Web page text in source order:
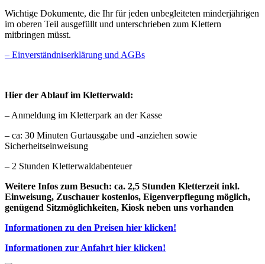
Wichtige Dokumente, die Ihr für jeden unbegleiteten minderjährigen
im oberen Teil ausgefüllt und unterschrieben zum Klettern
mitbringen müsst.
– Einverständniserklärung und AGBs
Hier der Ablauf im Kletterwald:
– Anmeldung im Kletterpark an der Kasse
– ca: 30 Minuten Gurtausgabe und -anziehen sowie
Sicherheitseinweisung
– 2 Stunden Kletterwaldabenteuer
Weitere Infos zum Besuch: ca. 2,5 Stunden Kletterzeit inkl.
Einweisung, Zuschauer kostenlos, Eigenverpflegung möglich,
genügend Sitzmöglichkeiten, Kiosk neben uns vorhanden
Informationen zu den Preisen hier klicken!
Informationen zur Anfahrt hier klicken!